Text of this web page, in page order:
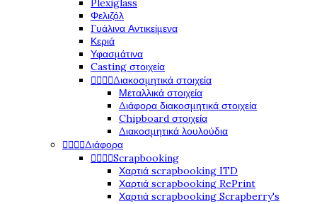
Plexiglass
Φελιζόλ
Γυάλινα Αντικείμενα
Κεριά
Υφασμάτινα
Casting στοιχεία
   Διακοσμητικά στοιχεία
Μεταλλικά στοιχεία
Διάφορα διακοσμητικά στοιχεία
Chipboard στοιχεία
Διακοσμητικά λουλούδια
   Διάφορα
   Scrapbooking
Χαρτιά scrapbooking ITD
Χαρτιά scrapbooking RePrint
Χαρτιά scrapbooking Scrapberry's